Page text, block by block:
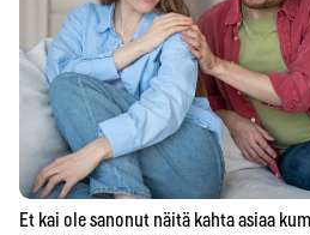
Et kai ole sanonut näitä kahta asiaa